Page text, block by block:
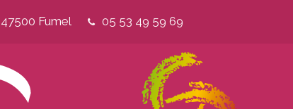
Fumel 05 53 49 59 69